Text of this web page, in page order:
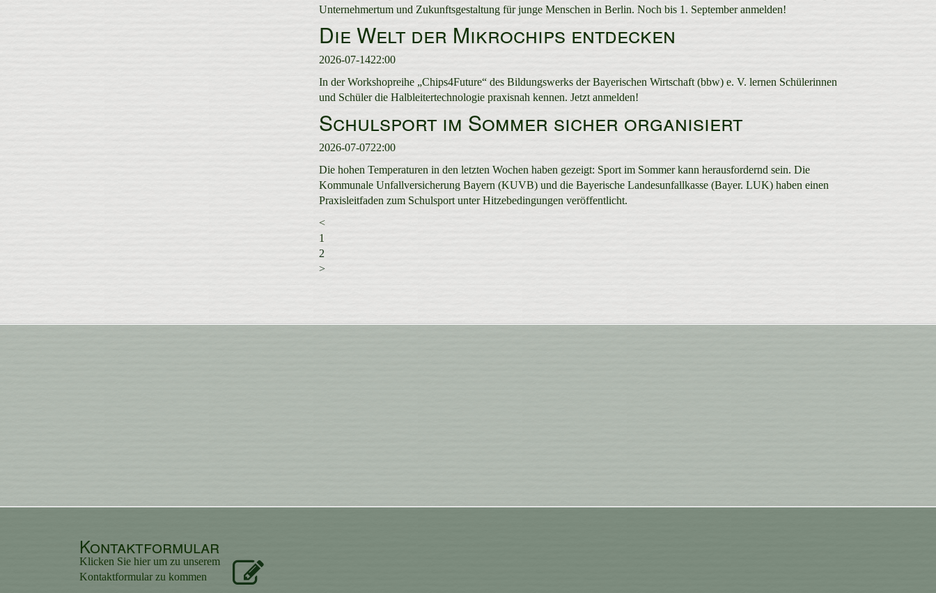
Unternehmertum und Zukunftsgestaltung für junge Menschen in Berlin. Noch bis 1. September anmelden!
Die Welt der Mikrochips entdecken
2026-07-1422:00
In der Workshopreihe „Chips4Future“ des Bildungswerks der Bayerischen Wirtschaft (bbw) e. V. lernen Schülerinnen
und Schüler die Halbleitertechnologie praxisnah kennen. Jetzt anmelden!
Schulsport im Sommer sicher organisiert
2026-07-0722:00
Die hohen Temperaturen in den letzten Wochen haben gezeigt: Sport im Sommer kann herausfordernd sein. Die
Kommunale Unfallversicherung Bayern (KUVB) und die Bayerische Landesunfallkasse (Bayer. LUK) haben einen
Praxisleitfaden zum Schulsport unter Hitzebedingungen veröffentlicht.
<
1
2
>
Kontaktformular
Klicken Sie hier um zu unserem
Kon­takt­for­mu­lar zu kommen